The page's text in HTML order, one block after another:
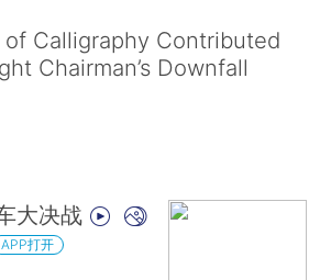
of Calligraphy Contributed
Chairman’s Downfall
大决战
APP打开